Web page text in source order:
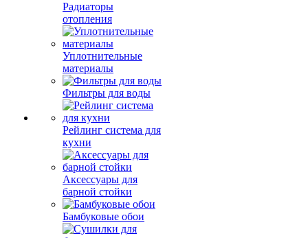
Радиаторы
отопления
Уплотнительные
материалы
Фильтры для воды
Рейлинг система для
кухни
Аксессуары для
барной стойки
Бамбуковые обои